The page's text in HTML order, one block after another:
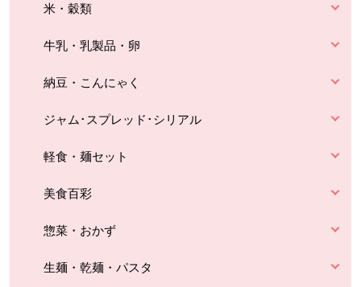
米・穀類
牛乳・乳製品・卵
納豆・こんにゃく
ジャム･スプレッド･シリアル
軽食・麺セット
美食百彩
惣菜・おかず
生麺・乾麺・パスタ